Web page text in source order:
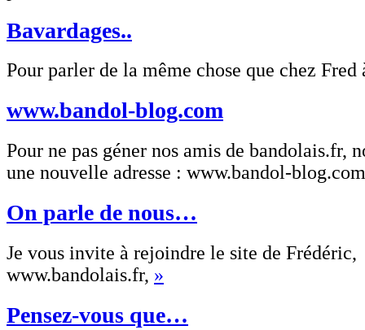
Bavardages..
Pour parler de la même chose que chez Fred
www.bandol-blog.com
Pour ne pas géner nos amis de bandolais.fr,
une nouvelle adresse : www.bandol-
On parle de nous…
Je vous invite à rejoindre le site de Frédéric,
www.bandolais.fr, »
Pensez-vous que…